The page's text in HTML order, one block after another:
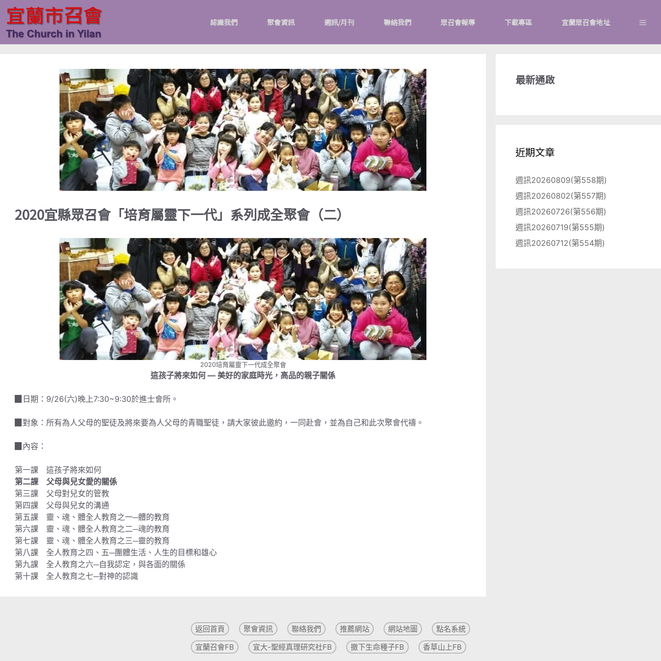
主
認識我們 聚會資訊 週訊/月刊 聯絡我們 眾召會報導 下載專區 宜蘭眾召會地址
2020宜縣眾召會「培育屬靈下一代」系列成全聚會（二）
2020培育屬靈下一代成全聚會
這孩子將來如何 — 美好的家庭時光，高品的親子關係
▉日期：9/26(六)晚上7:30~9:30於進士會所。
▉對象：所有為人父母的聖徒及將來要為人父母的青職聖徒，請大家彼此邀約，一同赴會，並為自己和此次聚會代禱。
▉內容：
第一課 這孩子將來如何
第二課 父母與兒女愛的關係
第三課 父母對兒女的管教
第四課 父母與兒女的溝通
第五課 靈、魂、體全人教育之一─體的教育
第六課 靈、魂、體全人教育之二─魂的教育
第七課 靈、魂、體全人教育之三─靈的教育
第八課 全人教育之四、五─團體生活、人生的目標和雄心
第九課 全人教育之六─自我認定，與各面的關係
第十課 全人教育之七─對神的認識
最新通啟
近期文章
週訊20260809(第558期)
週訊20260802(第557期)
週訊20260726(第556期)
週訊20260719(第555期)
週訊20260712(第554期)
返回首頁 聚會資訊 聯絡我們 推薦網站 網站地圖
點名系統
宜蘭召會FB
宜大-聖經真理研究社FB 撒下生命種子FB 香草山上FB